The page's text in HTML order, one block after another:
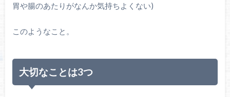
胃や腸のあたりがなんか気持ちよくない)
このようなこと。
大切なことは3つ